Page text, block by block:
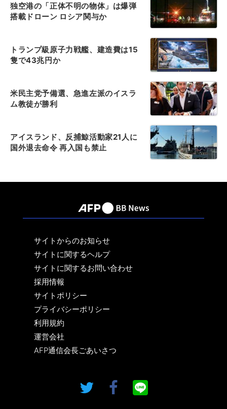
独空港の「正体不明の物体」は爆弾
搭載ドローン ロシア関与か
トランプ級原子力戦艦、建造費は15
隻で43兆円か
米民主党予備選、急進左派のイスラ
ム教徒が勝利
アイスランド、反捕鯨活動家21人に
国外退去命令 再入国も禁止
サイトからのお知らせ
サイトに関するヘルプ
サイトに関するお問い合わせ
採用情報
サイトポリシー
プライバシーポリシー
利用規約
運営会社
AFP通信会長ごあいさつ